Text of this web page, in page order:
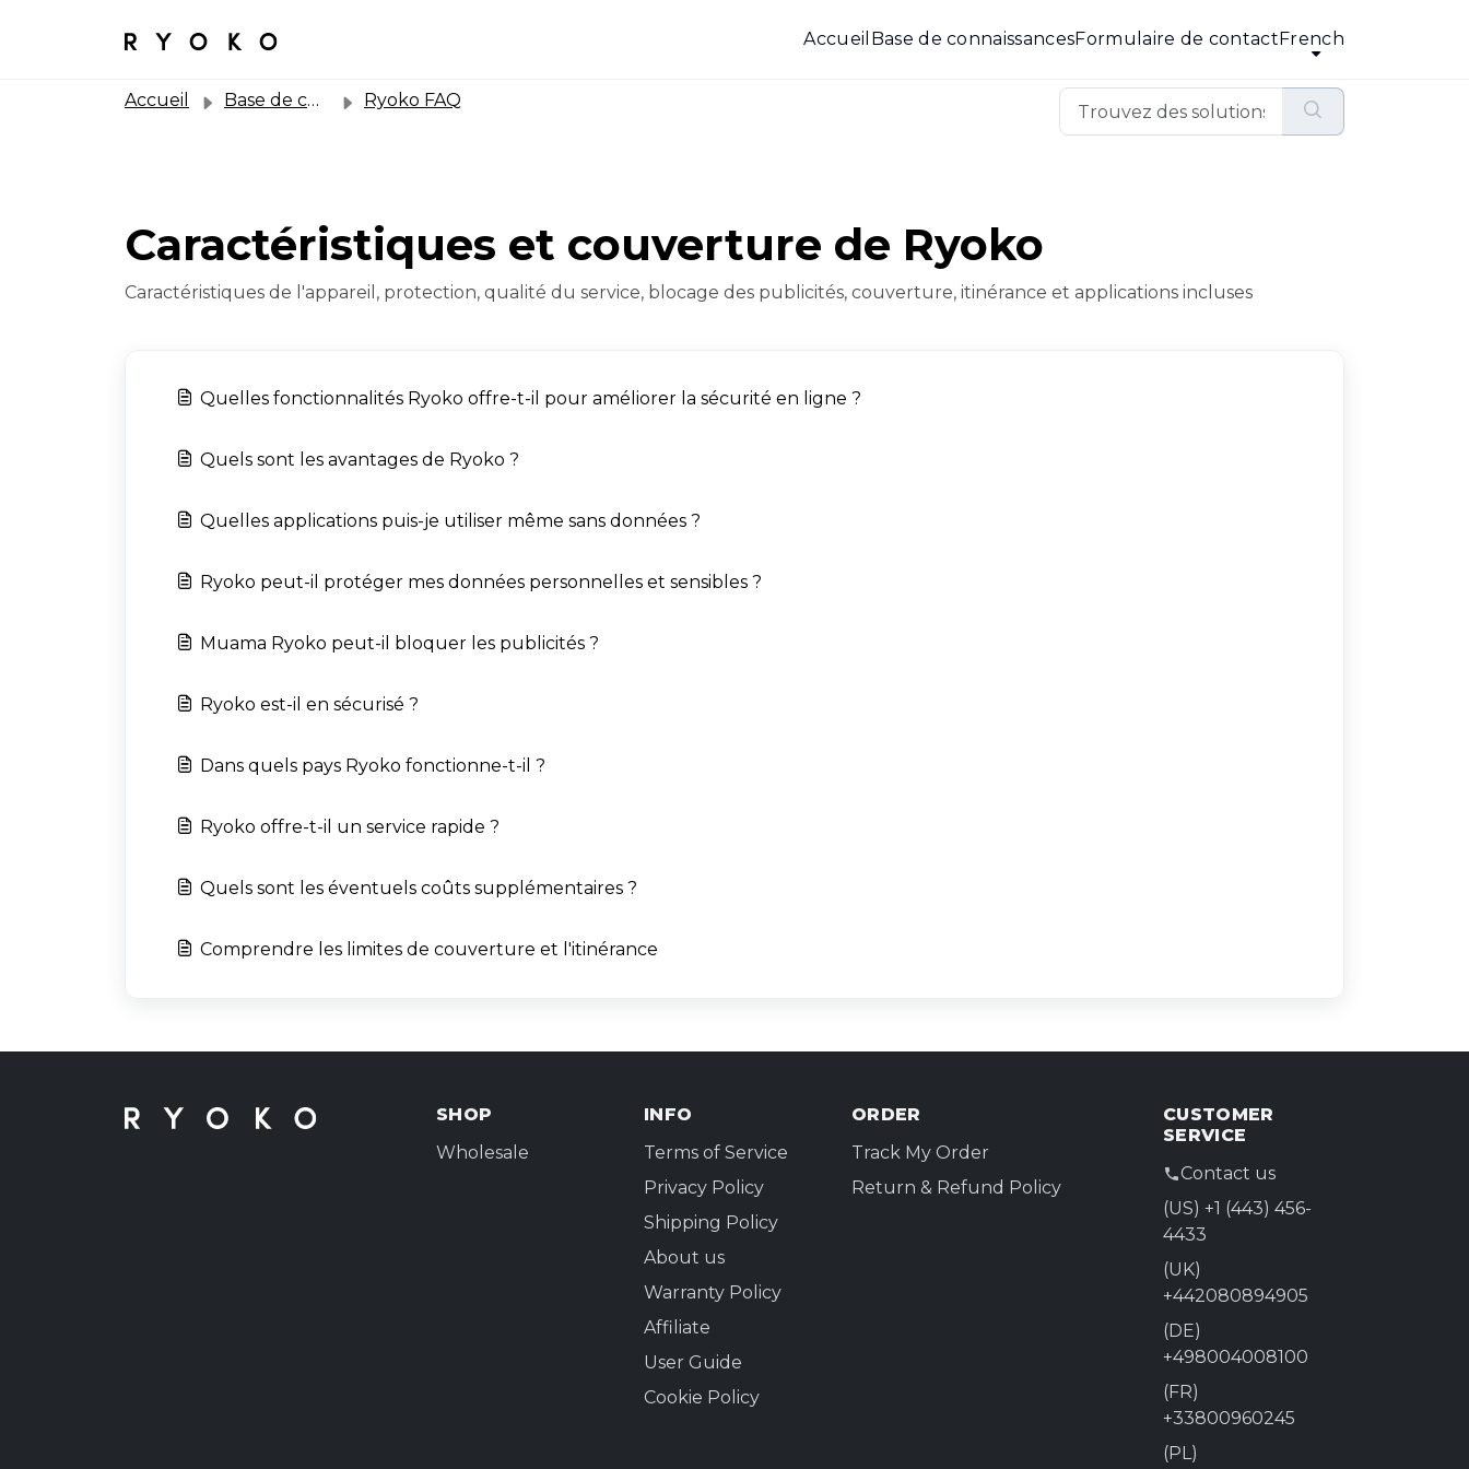
Accueil Base de connaissancesFormulaire de contactFrench
Accueil Base de connaissances Ryoko FAQ
Caractéristiques et couverture de Ryoko
Caractéristiques de l'appareil, protection, qualité du service, blocage des publicités, couverture, itinérance et applications incluses
Quelles fonctionnalités Ryoko offre-t-il pour améliorer la sécurité en ligne ?
Quels sont les avantages de Ryoko ?
Quelles applications puis-je utiliser même sans données ?
Ryoko peut-il protéger mes données personnelles et sensibles ?
Muama Ryoko peut-il bloquer les publicités ?
Ryoko est-il en sécurisé ?
Dans quels pays Ryoko fonctionne-t-il ?
Ryoko offre-t-il un service rapide ?
Quels sont les éventuels coûts supplémentaires ?
Comprendre les limites de couverture et l'itinérance
SHOP
Wholesale
INFO
Terms of Service
Privacy Policy
Shipping Policy
About us
Warranty Policy
Affiliate
User Guide
Cookie Policy
ORDER
Track My Order
Return & Refund Policy
CUSTOMER
SERVICE
Contact us
(US) +1 (443) 456-
4433
(UK)
+442080894905
(DE)
+498004008100
(FR)
+33800960245
(PL)